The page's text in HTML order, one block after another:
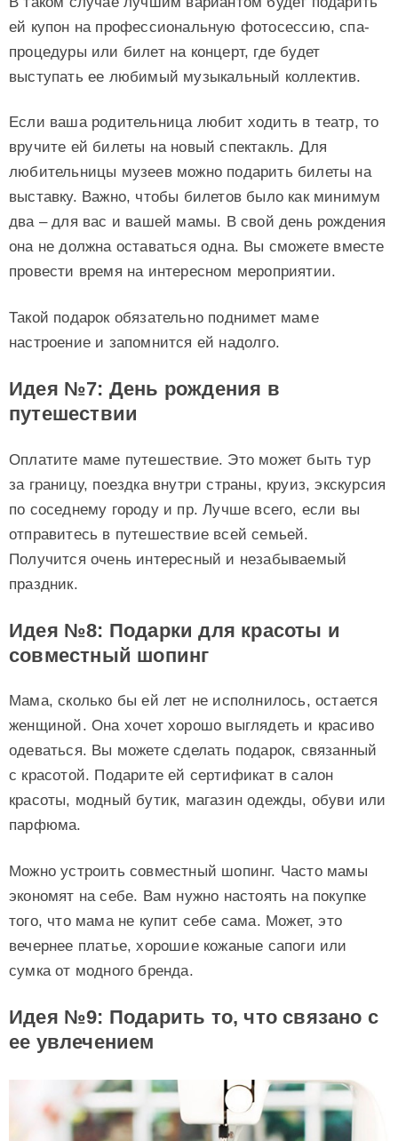
ей купон на профессиональную фотосессию, спа-
процедуры или билет на концерт, где будет
выступать ее любимый музыкальный коллектив.
Если ваша родительница любит ходить в театр, то
вручите ей билеты на новый спектакль. Для
любительницы музеев можно подарить билеты на
выставку. Важно, чтобы билетов было как минимум
два – для вас и вашей мамы. В свой день рождения
она не должна оставаться одна. Вы сможете вместе
провести время на интересном мероприятии.
Такой подарок обязательно поднимет маме
настроение и запомнится ей надолго.
Идея №7: День рождения в
путешествии
Оплатите маме путешествие. Это может быть тур
за границу, поездка внутри страны, круиз, экскурсия
по соседнему городу и пр. Лучше всего, если вы
отправитесь в путешествие всей семьей.
Получится очень интересный и незабываемый
праздник.
Идея №8: Подарки для красоты и
совместный шопинг
Мама, сколько бы ей лет не исполнилось, остается
женщиной. Она хочет хорошо выглядеть и красиво
одеваться. Вы можете сделать подарок, связанный
с красотой. Подарите ей сертификат в салон
красоты, модный бутик, магазин одежды, обуви или
парфюма.
Можно устроить совместный шопинг. Часто мамы
экономят на себе. Вам нужно настоять на покупке
того, что мама не купит себе сама. Может, это
вечернее платье, хорошие кожаные сапоги или
сумка от модного бренда.
Идея №9: Подарить то, что связано с
ее увлечением